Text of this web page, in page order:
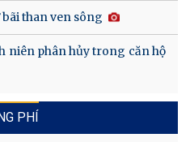
than ven sông
niên phân hủy trong căn hộ
PHÍ